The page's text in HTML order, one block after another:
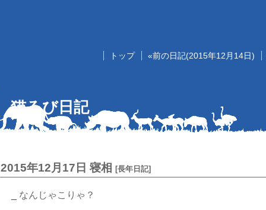
トップ «前の日記(2015年12月14日)
猫ろび日記
2015年12月17日 寝相 [長年日記]
なんじゃこりゃ？